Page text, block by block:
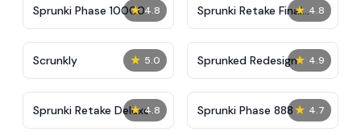
★ 4.8
Sprunki Phase 10000 ★ 4.8
Sprunki Retake Final
Update
★ 5.0
Scrunkly ★ 4.9
Sprunked Redesign
★ 4.8
Sprunki Retake Deluxe ★ 4.7
Sprunki Phase 888